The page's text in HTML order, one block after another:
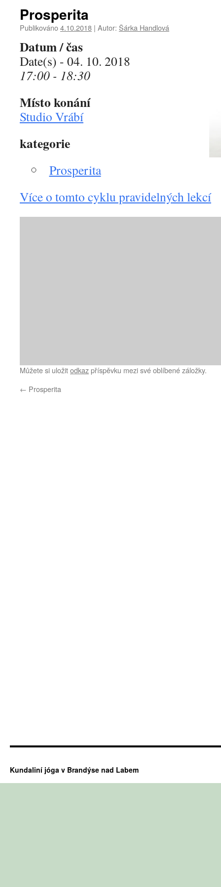
Prosperita
Publikováno4.10.2018 | Autor: Šárka Handlová
Datum / čas
Date(s) - 04. 10. 2018
17:00 - 18:30
Místo konání
Studio Vrábí
kategorie
Prosperita
Více o tomto cyklu pravidelných lekcí
Můžete si uložitodkazpříspěvku mezi své oblíbené záložky.
← Prosperita
Kundaliní jóga v Brandýse nad Labem